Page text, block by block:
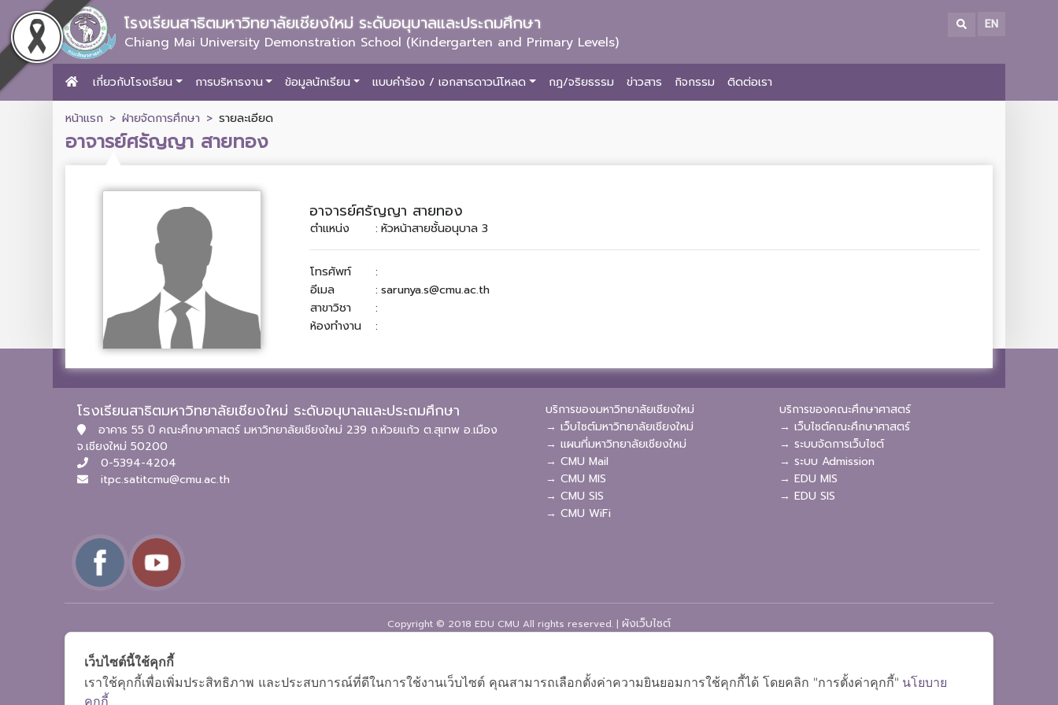
โรงเรียนสาธิตมหาวิทยาลัยเชียงใหม่ ระดับอนุบาลและประถมศึกษา
Chiang Mai University Demonstration School (Kindergarten and Primary Levels)
EN
เกี่ยวกับโรงเรียน การบริหารงาน ข้อมูลนักเรียน แบบคำร้อง / เอกสารดาวน์โหลด กฎ/จริยธรรม ข่าวสาร กิจกรรม ติดต่อเรา
หน้าแรก ฝ่ายจัดการศึกษา รายละเอียด
อาจารย์ศรัญญา สายทอง
อาจารย์ศรัญญา สายทอง
ตำแหน่ง : หัวหน้าสายชั้นอนุบาล 3
โทรศัพท์
:
อีเมล
: sarunya.s@cmu.ac.th
สาขาวิชา
:
ห้องทำงาน
:
โรงเรียนสาธิตมหาวิทยาลัยเชียงใหม่ ระดับอนุบาลและประถมศึกษา
อาคาร 55 ปี คณะศึกษาศาสตร์ มหาวิทยาลัยเชียงใหม่ 239 ถ.ห้วยแก้ว ต.สุเทพ อ.เมือง
จ.เชียงใหม่ 50200
0-5394-4204
itpc.satitcmu@cmu.ac.th
บริการของมหาวิทยาลัยเชียงใหม่
→ เว็บไซต์มหาวิทยาลัยเชียงใหม่
→ แผนที่มหาวิทยาลัยเชียงใหม่
→ CMU Mail
→ CMU MIS
→ CMU SIS
→ CMU WiFi
บริการของคณะศึกษาศาสตร์
→ เว็บไซต์คณะศึกษาศาสตร์
→ ระบบจัดการเว็บไซต์
→ ระบบ Admission
→ EDU MIS
→ EDU SIS
Copyright © 2018 EDU CMU All rights reserved. | ผังเว็บไซต์
เว็บไซต์นี้ใช้คุกกี้
เราใช้คุกกี้เพื่อเพิ่มประสิทธิภาพ และประสบการณ์ที่ดีในการใช้งานเว็บไซต์ คุณสามารถเลือกตั้งค่าความยินยอมการใช้คุกกี้ได้ โดยคลิก "การตั้งค่าคุกกี้" นโยบาย
คุกกี้